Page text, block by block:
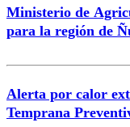
Ministerio de
para la región de
Alerta por calor
Temprana